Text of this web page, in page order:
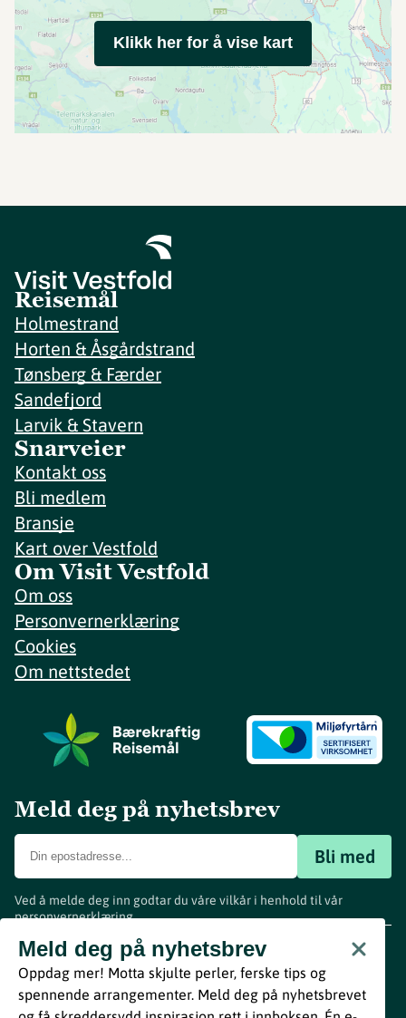
Klikk her for å vise kart
Reisemål
Holmestrand
Horten & Åsgårdstrand
Tønsberg & Færder
Sandefjord
Larvik & Stavern
Snarveier
Kontakt oss
Bli medlem
Bransje
Kart over Vestfold
Om Visit Vestfold
Om oss
Personvernerklæring
Cookies
Om nettstedet
Meld deg på nyhetsbrev
Bli med
Ved å melde deg inn godtar du våre vilkår i henhold til vår
personvernerklæring.
Meld deg på nyhetsbrev
Oppdag mer! Motta skjulte perler, ferske tips og
spennende arrangementer. Meld deg på nyhetsbrevet
www.visitvestfold.com
Turistinformasjon
Vestfold Fylkeskommune